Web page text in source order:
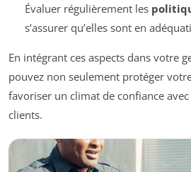
Évaluer régulièrement les
s’assurer qu’elles sont en
En intégrant ces aspects dans votre
pouvez non seulement protéger
favoriser un climat de confiance
clients.